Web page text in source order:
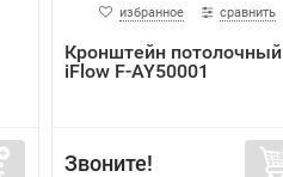
избранное сравнить
Кронштейн потолочный
iFlow F-AY50001
Звоните!